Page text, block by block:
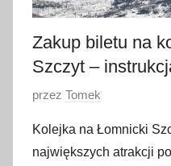
Zakup biletu na
Szczyt –
O
u
b
przez Tomek
Kolejka na Łomnicki
największych atrakcji